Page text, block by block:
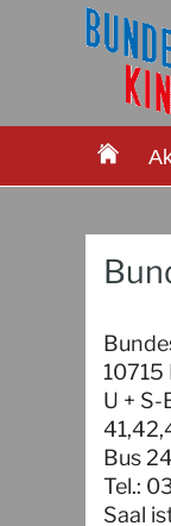
10715
U +
Bus
Tel.:
Saal